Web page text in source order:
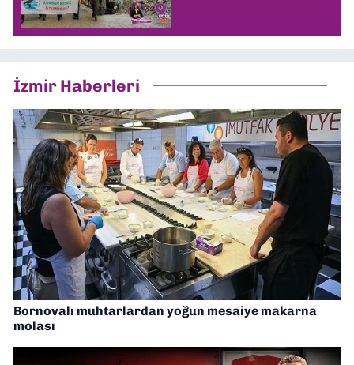
İzmir Haberleri
Bornovalı muhtarlardan yoğun mesaiye makarna
molası